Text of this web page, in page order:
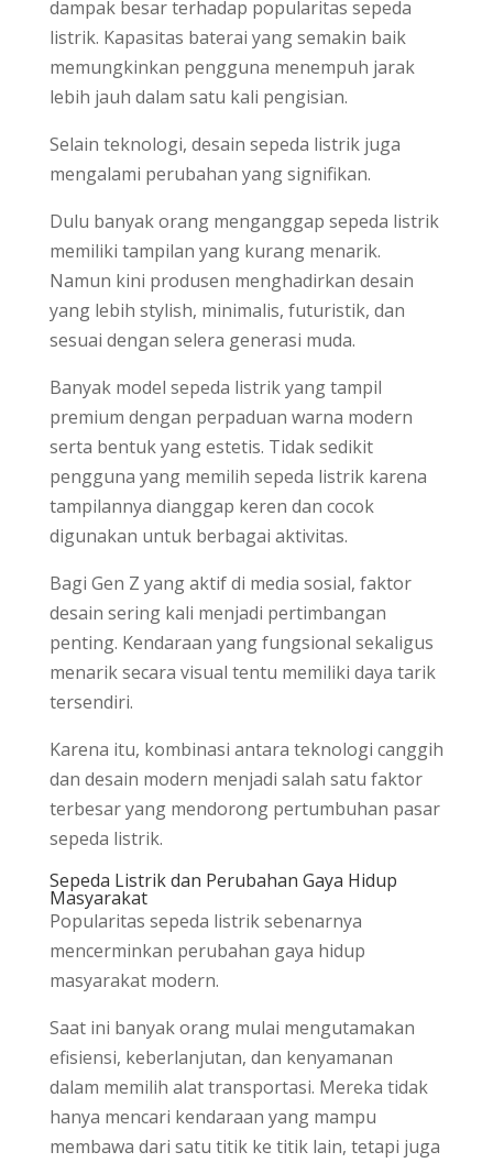
dampak besar terhadap popularitas sepeda
listrik. Kapasitas baterai yang semakin baik
memungkinkan pengguna menempuh jarak
lebih jauh dalam satu kali pengisian.
Selain teknologi, desain sepeda listrik juga
mengalami perubahan yang signifikan.
Dulu banyak orang menganggap sepeda listrik
memiliki tampilan yang kurang menarik.
Namun kini produsen menghadirkan desain
yang lebih stylish, minimalis, futuristik, dan
sesuai dengan selera generasi muda.
Banyak model sepeda listrik yang tampil
premium dengan perpaduan warna modern
serta bentuk yang estetis. Tidak sedikit
pengguna yang memilih sepeda listrik karena
tampilannya dianggap keren dan cocok
digunakan untuk berbagai aktivitas.
Bagi Gen Z yang aktif di media sosial, faktor
desain sering kali menjadi pertimbangan
penting. Kendaraan yang fungsional sekaligus
menarik secara visual tentu memiliki daya tarik
tersendiri.
Karena itu, kombinasi antara teknologi canggih
dan desain modern menjadi salah satu faktor
terbesar yang mendorong pertumbuhan pasar
sepeda listrik.
Sepeda Listrik dan Perubahan Gaya Hidup
Masyarakat
Popularitas sepeda listrik sebenarnya
mencerminkan perubahan gaya hidup
masyarakat modern.
Saat ini banyak orang mulai mengutamakan
efisiensi, keberlanjutan, dan kenyamanan
dalam memilih alat transportasi. Mereka tidak
hanya mencari kendaraan yang mampu
membawa dari satu titik ke titik lain, tetapi juga